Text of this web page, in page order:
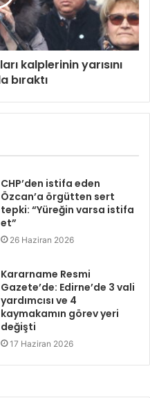
kalplerinin yarısını
bıraktı
CHP’den istifa eden
Özcan’a örgütten sert
tepki: “Yüreğin varsa istifa
et”
26 Haziran 2026
Kararname Resmi
Gazete’de: Edirne’de 3 vali
yardımcısı ve 4
kaymakamın görev yeri
değişti
17 Haziran 2026